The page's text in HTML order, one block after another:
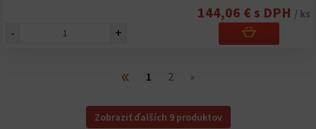
144,06 € s DPH / ks
- +
« 1 2 »
Zobraziť ďalších 9 produktov